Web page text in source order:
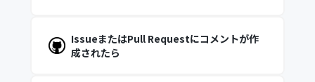
IssueまたはPull Requestにコメントが作
成されたら